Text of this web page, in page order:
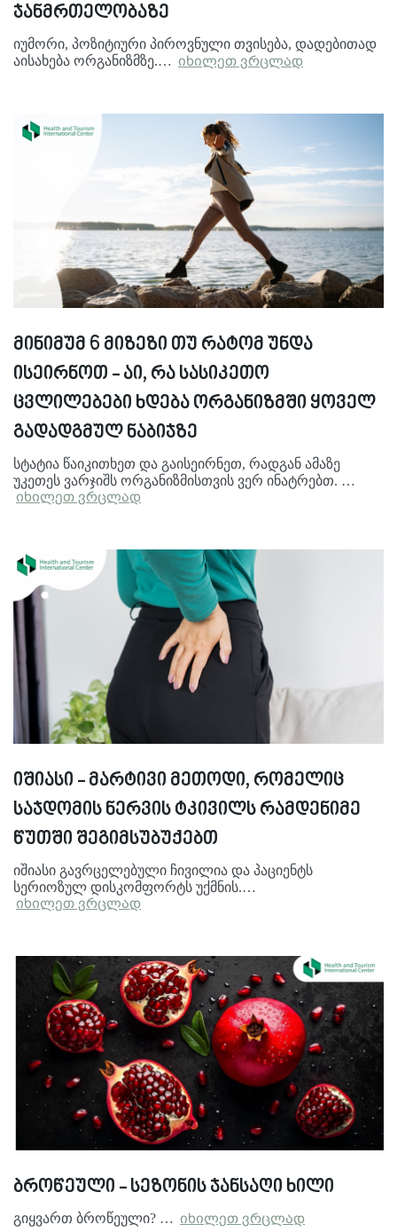
ჯანმრთელობაზე
იუმორი, პოზიტიური პიროვნული თვისება, დადებითად
აისახება ორგანიზმზე.… იხილეთ ვრცლად
მინიმუმ 6 მიზეზი თუ რატომ უნდა
ისეირნოთ - აი, რა სასიკეთო
ცვლილებები ხდება ორგანიზმში ყოველ
გადადგმულ ნაბიჯზე
სტატია წაიკითხეთ და გაისეირნეთ, რადგან ამაზე
უკეთეს ვარჯიშს ორგანიზმისთვის ვერ ინატრებთ. …
იხილეთ ვრცლად
იშიასი - მარტივი მეთოდი, რომელიც
საჯდომის ნერვის ტკივილს რამდენიმე
წუთში შეგიმსუბუქებთ
იშიასი გავრცელებული ჩივილია და პაციენტს
სერიოზულ დისკომფორტს უქმნის.…
იხილეთ ვრცლად
ბროწეული - სეზონის ჯანსაღი ხილი
გიყვართ ბროწეული? … იხილეთ ვრცლად